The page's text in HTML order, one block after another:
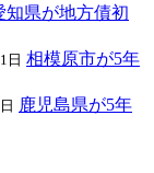
知県が地方債初
日 相模原市が5年
鹿児島県が5年